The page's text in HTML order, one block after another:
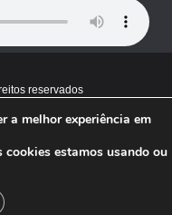
reservados
a melhor experiência em
cookies estamos usando ou
GDPR Cookie Banner